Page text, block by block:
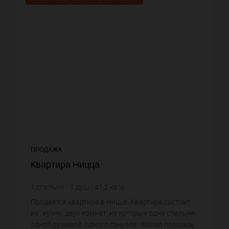
ПРОДАЖА
Квартира Ницца
спальня душ 41,2 кв.м.
Продается квартира в Ницце. Квартира состоит
из : кухни, двух комнат, из которых одна спальня,
одной душевой, одного санузла. Жилая площадь